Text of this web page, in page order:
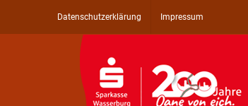
Datenschutzerklärung Impressum